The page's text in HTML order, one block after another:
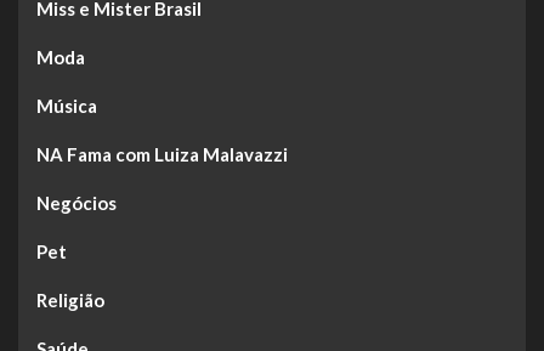
Miss e Mister Brasil
Moda
Música
NA Fama com Luiza Malavazzi
Negócios
Pet
Religião